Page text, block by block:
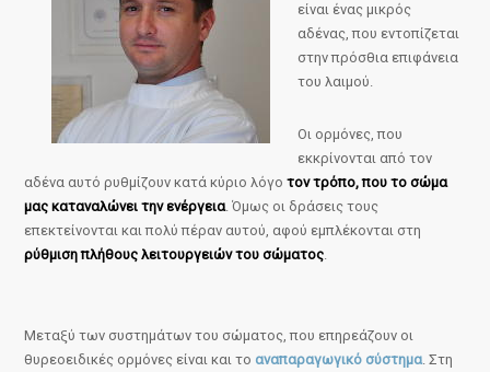
είναι ένας μικρός
αδένας, που εντοπίζεται
στην πρόσθια επιφάνεια
του λαιμού.
Οι ορμόνες, που
εκκρίνονται από τον
αδένα αυτό ρυθμίζουν κατά κύριο λόγοτον τρόπο, που το σώμα
μας καταναλώνει την ενέργεια. Όμως οι δράσεις τους
επεκτείνονται και πολύ πέραν αυτού, αφού εμπλέκονται στη
ρύθμιση πλήθους λειτουργειών του σώματος.
Μεταξύ των συστημάτων του σώματος, που επηρεάζουν οι
θυρεοειδικές ορμόνες είναι και το αναπαραγωγικό σύστημα. Στη